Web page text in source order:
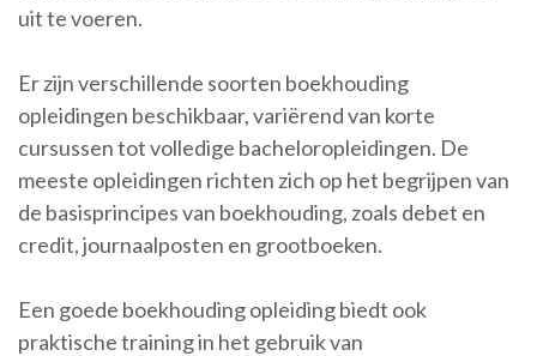
uit te voeren.
Er zijn verschillende soorten boekhouding
opleidingen beschikbaar, variërend van korte
cursussen tot volledige bacheloropleidingen. De
meeste opleidingen richten zich op het begrijpen van
de basisprincipes van boekhouding, zoals debet en
credit, journaalposten en grootboeken.
Een goede boekhouding opleiding biedt ook
praktische training in het gebruik van